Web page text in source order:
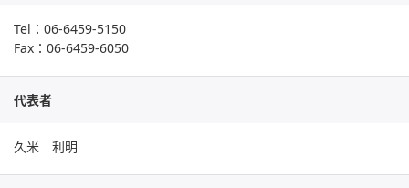
Tel： 06-6459-5150
Fax：06-6459-6050
代表者
久米 利明